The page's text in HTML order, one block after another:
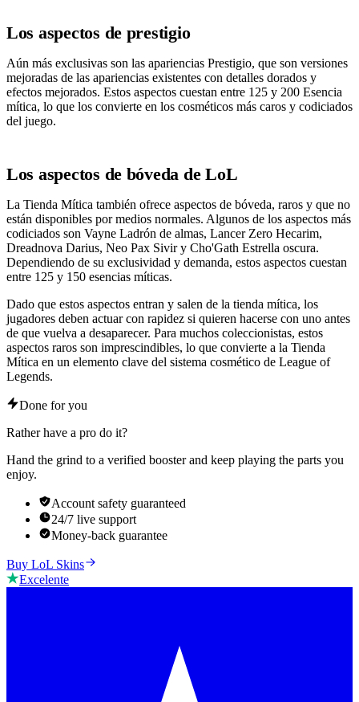
Los aspectos de prestigio
Aún más exclusivas son las apariencias Prestigio, que son versiones
mejoradas de las apariencias existentes con detalles dorados y
efectos mejorados. Estos aspectos cuestan entre 125 y 200 Esencia
mítica, lo que los convierte en los cosméticos más caros y codiciados
del juego.
Los aspectos de bóveda de LoL
La Tienda Mítica también ofrece aspectos de bóveda, raros y que no
están disponibles por medios normales. Algunos de los aspectos más
codiciados son Vayne Ladrón de almas, Lancer Zero Hecarim,
Dreadnova Darius, Neo Pax Sivir y Cho'Gath Estrella oscura.
Dependiendo de su exclusividad y demanda, estos aspectos cuestan
entre 125 y 150 esencias míticas.
Dado que estos aspectos entran y salen de la tienda mítica, los
jugadores deben actuar con rapidez si quieren hacerse con uno antes
de que vuelva a desaparecer. Para muchos coleccionistas, estos
aspectos raros son imprescindibles, lo que convierte a la Tienda
Mítica en un elemento clave del sistema cosmético de League of
Legends.
Done for you
Rather have a pro do it?
Hand the grind to a verified booster and keep playing the parts you
enjoy.
Account safety guaranteed
24/7 live support
Money-back guarantee
Buy LoL Skins
Excelente